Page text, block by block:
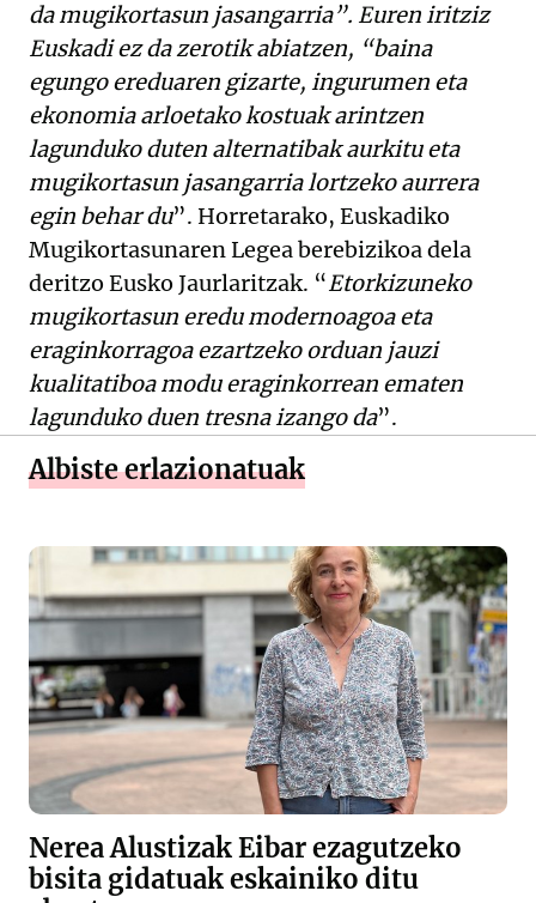
da mugikortasun jasangarria”. Euren iritziz
Euskadi ez da zerotik abiatzen, “baina
egungo ereduaren gizarte, ingurumen eta
ekonomia arloetako kostuak arintzen
lagunduko duten alternatibak aurkitu eta
mugikortasun jasangarria lortzeko aurrera
egin behar du”. Horretarako, Euskadiko
Mugikortasunaren Legea berebizikoa dela
deritzo Eusko Jaurlaritzak. “Etorkizuneko
mugikortasun eredu modernoagoa eta
eraginkorragoa ezartzeko orduan jauzi
kualitatiboa modu eraginkorrean ematen
lagunduko duen tresna izango da”.
Albiste erlazionatuak
Nerea Alustizak Eibar ezagutzeko
bisita gidatuak eskainiko ditu